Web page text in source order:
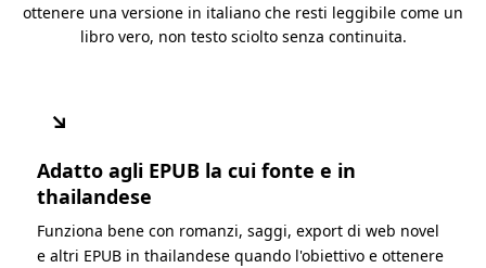
ottenere una versione in italiano che resti leggibile come un
libro vero, non testo sciolto senza continuita.
↘
Adatto agli EPUB la cui fonte e in
thailandese
Funziona bene con romanzi, saggi, export di web novel
e altri EPUB in thailandese quando l'obiettivo e ottenere